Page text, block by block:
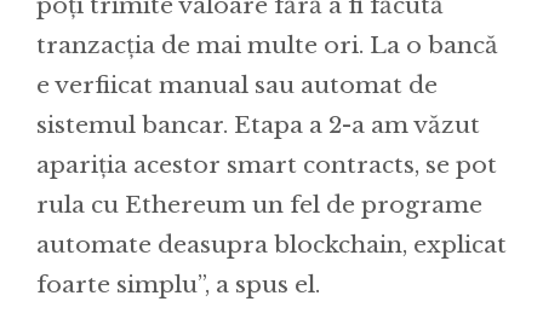
tranzacția de mai multe ori. La o bancă
e verfiicat manual sau automat de
sistemul bancar. Etapa a 2-a am văzut
apariția acestor smart contracts, se pot
rula cu Ethereum un fel de programe
automate deasupra blockchain, explicat
foarte simplu”, a spus el.